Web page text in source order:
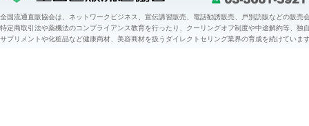
全国流通直販協会は、ネットワークビジネス、宣伝講習販売、電話勧誘販売、戸別訪販などの販売
特定商取引法や薬機法のコンプライアンス教育を行ったり、クーリングオフ制度や中途解約等、
サプリメントや化粧品など健康商材、美容商材を扱うダイレクトセリング業界の育成を続けていま